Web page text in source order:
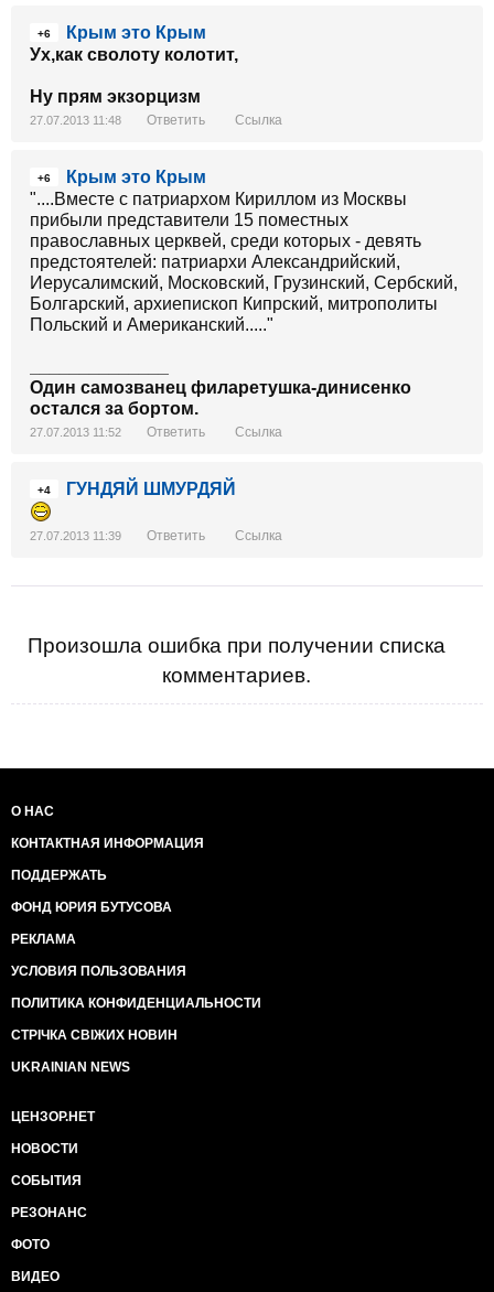
+6
Крым это Крым
Ух,как сволоту колотит,
Ну прям экзорцизм
27.07.2013 11:48 Ответить Ссылка
+6
Крым это Крым
"....Вместе с патриархом Кириллом из Москвы
прибыли представители 15 поместных
православных церквей, среди которых - девять
предстоятелей: патриархи Александрийский,
Иерусалимский, Московский, Грузинский, Сербский,
Болгарский, архиепископ Кипрский, митрополиты
Польский и Американский....."
Один самозванец филаретушка-динисенко
остался за бортом.
27.07.2013 11:52 Ответить Ссылка
+4 ГУНДЯЙ ШМУРДЯЙ
27.07.2013 11:39 Ответить Ссылка
Произошла ошибка при получении списка
комментариев.
О НАС
КОНТАКТНАЯ ИНФОРМАЦИЯ
ПОДДЕРЖАТЬ
ФОНД ЮРИЯ БУТУСОВА
РЕКЛАМА
УСЛОВИЯ ПОЛЬЗОВАНИЯ
ПОЛИТИКА КОНФИДЕНЦИАЛЬНОСТИ
СТРІЧКА СВІЖИХ НОВИН
UKRAINIAN NEWS
ЦЕНЗОР.НЕТ
НОВОСТИ
СОБЫТИЯ
РЕЗОНАНС
ФОТО
ВИДЕО